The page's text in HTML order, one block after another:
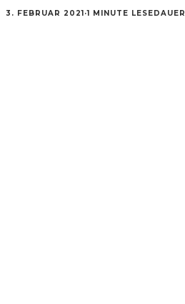
3. FEBRUAR 2021·1 MINUTE LESEDAUER